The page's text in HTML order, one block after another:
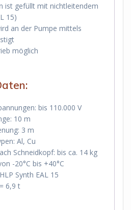
ist gefüllt mit nichtleitendem
15)
an der Pumpe mittels
möglich
bis 110.000 V
10 m
3 m
Al, Cu
Schneidkopf: bis ca. 14 kg
-20°C bis +40°C
Synth EAL 15
6,9 t